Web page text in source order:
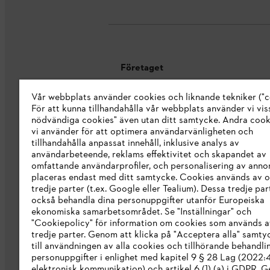
Företaget
Om oss
STIHL Integrity Line
STIHL varumärkesbutik
Tillgänglighetsredogörelse
Vår webbplats använder cookies och liknande tekniker
För att kunna tillhandahålla vår webbplats använder vi
nödvändiga cookies" även utan ditt samtycke. Andra
vi använder för att optimera användarvänligheten och
tillhandahålla anpassat innehåll, inklusive analys av
användarbeteende, reklams effektivitet och skapandet av
omfattande användarprofiler, och personalisering av
placeras endast med ditt samtycke. Cookies används av
tredje parter (t.ex. Google eller Tealium). Dessa tredje
också behandla dina personuppgifter utanför Europeiska
ekonomiska samarbetsområdet. Se "Inställningar" och
"Cookiepolicy" för information om cookies som används
tredje parter. Genom att klicka på "Acceptera alla"
till användningen av alla cookies och tillhörande
personuppgifter i enlighet med kapitel 9 § 28 Lag